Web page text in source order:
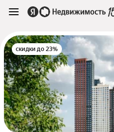
скидки до 23%